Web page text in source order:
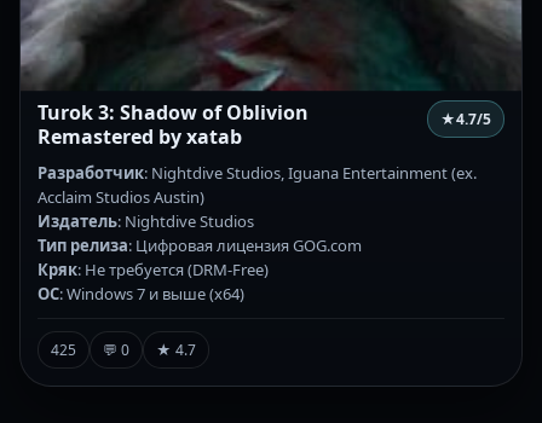
Turok 3: Shadow of Oblivion
Remastered by xatab
★4.7/5
Разработчик: Nightdive Studios, Iguana Entertainment (ex.
Acclaim Studios Austin)
Издатель: Nightdive Studios
Тип релиза: Цифровая лицензия GOG.com
Кряк: Не требуется (DRM-Free)
ОС: Windows 7 и выше (x64)
425 💬 0 ★ 4.7